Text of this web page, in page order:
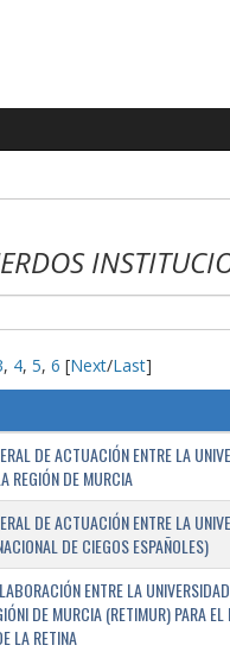
, 4, 5, 6 [Next/Last]
DE ACTUACIÓN ENTRE LA
REGIÓN DE MURCIA
DE ACTUACIÓN ENTRE LA
DE CIEGOS ESPAÑOLES)
ENTRE LA
DE MURCIA (RETIMUR) PARA
LA RETINA